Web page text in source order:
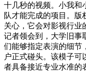
十几秒的视频。小我和
队才能完成的项目。版
关心，它会对影视行业
记者领会到，大学旧事
们能够指定表演的细节
户正式碰头。该模子
者具备接近专业水准的